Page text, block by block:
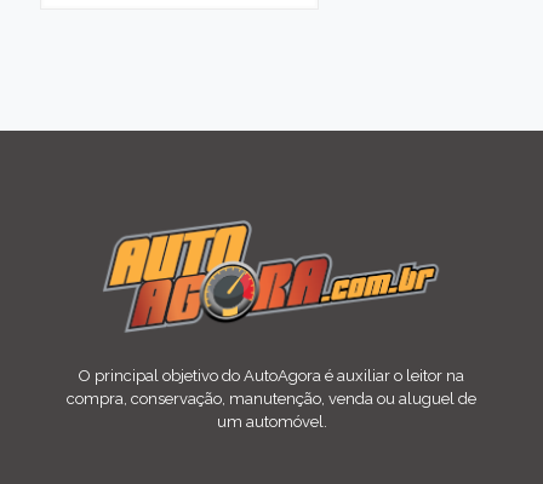
O principal objetivo do AutoAgora é auxiliar o leitor na
compra, conservação, manutenção, venda ou aluguel de
um automóvel.